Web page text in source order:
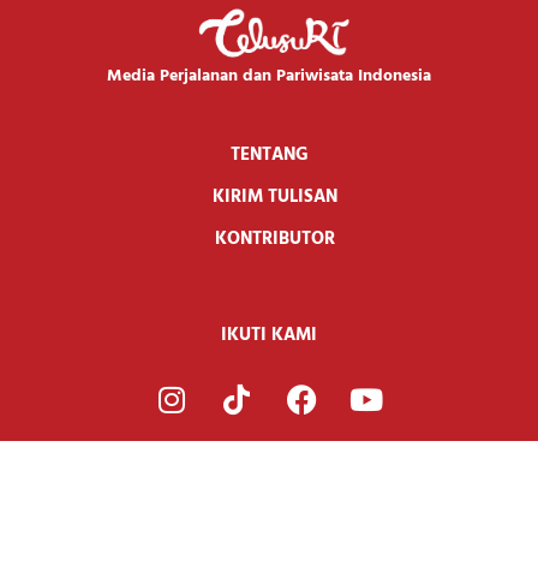
Media Perjalanan dan Pariwisata Indonesia
TENTANG
KIRIM TULISAN
KONTRIBUTOR
IKUTI KAMI